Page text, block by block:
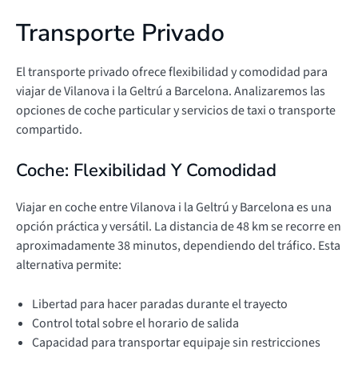
Transporte Privado
El transporte privado ofrece flexibilidad y comodidad para
viajar de Vilanova i la Geltrú a Barcelona. Analizaremos las
opciones de coche particular y servicios de taxi o transporte
compartido.
Coche: Flexibilidad Y Comodidad
Viajar en coche entre Vilanova i la Geltrú y Barcelona es una
opción práctica y versátil. La distancia de 48 km se recorre en
aproximadamente 38 minutos, dependiendo del tráfico. Esta
alternativa permite:
Libertad para hacer paradas durante el trayecto
Control total sobre el horario de salida
Capacidad para transportar equipaje sin restricciones